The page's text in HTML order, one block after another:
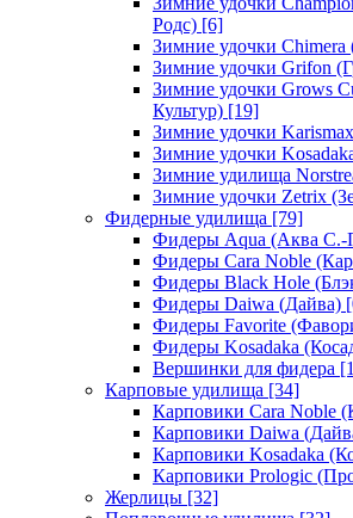
Родс) [6]
Зимние удочки
Зимние удочки Grifon
Зимние удочки Grows
Культур) [19]
Зимние удочки
Зимние удочки
Зимние удилища
Зимние удочки Zetrix
Фидерные удилища [79]
Фидеры Aqua (Аква С.-
Фидеры Cara Noble
Фидеры Black Hole
Фидеры Daiwa (Дайва)
Фидеры Favorite
Фидеры Kosadaka
Вершинки для фидера
Карповые удилища [34]
Карповики Cara Noble
Карповики Daiwa
Карповики Kosadaka
Карповики Prologic
Жерлицы [32]